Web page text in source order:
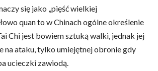
się jako „pięść wielkiej
quan to w Chinach ogólne określenie
Chi jest bowiem sztuką walki, jednak jej
na ataku, tylko umiejętnej obronie gdy
ucieczki zawiodą.